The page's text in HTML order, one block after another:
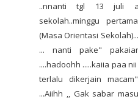
..nnanti tgl 13 juli
sekolah..minggu
(Masa Orientasi
... nanti pake"
....hadoohh .....kaiia paa
terlalu dikerjain
...Aiihh ,, Gak sabar